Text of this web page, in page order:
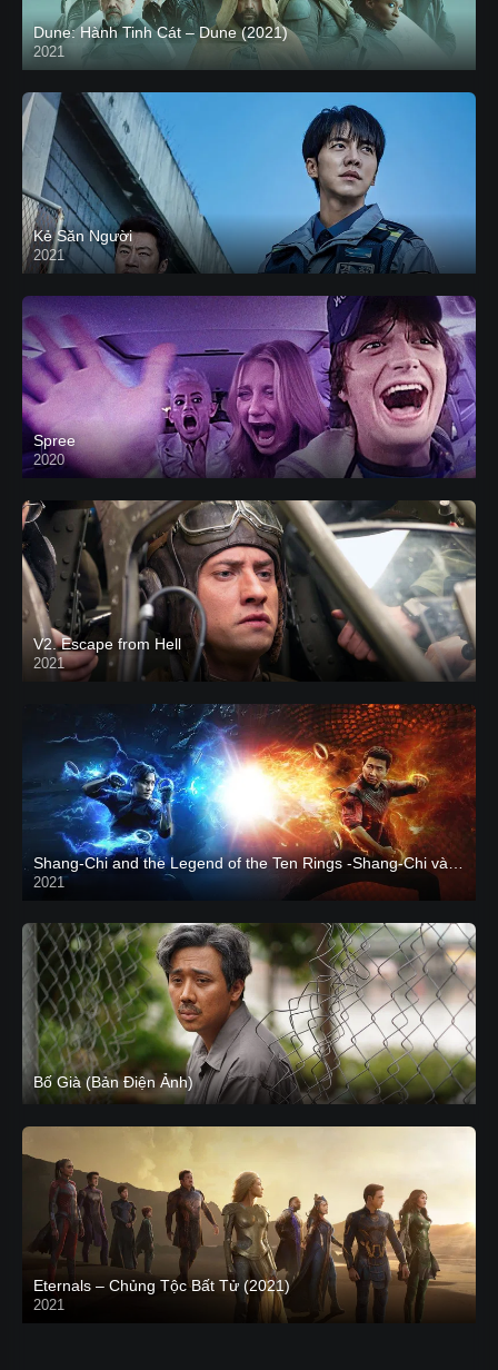
Dune: Hành Tinh Cát – Dune (2021)
2021
HD VIETSUB
Kẻ Săn Người
2021
Spree
2020
V2. Escape from Hell
2021
2021
CAM
Bố Già (Bản Điện Ảnh)
Eternals – Chủng Tộc Bất Tử (2021)
2021
Trailer